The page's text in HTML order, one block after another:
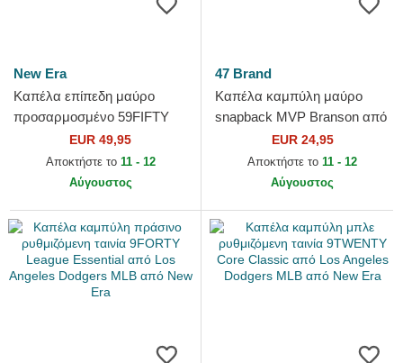
New Era
Καπέλα επίπεδη μαύρο
προσαρμοσμένο 59FIFTY
Day A Frame από Los
Angeles Dodgers MLB από
EUR 49,95
Αποκτήστε το 11 - 12
Αύγουστος
47 Brand
Καπέλα καμπύλη μαύρο
snapback MVP Branson από
Los Angeles Dodgers MLB
από 47 Brand
EUR 24,95
Αποκτήστε το 11 - 12
Αύγουστος